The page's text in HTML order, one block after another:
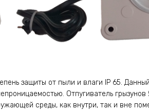
защиты от пыли и влаги IP 65.
Отпугиватель грызунов
среды, как внутри, так и вне